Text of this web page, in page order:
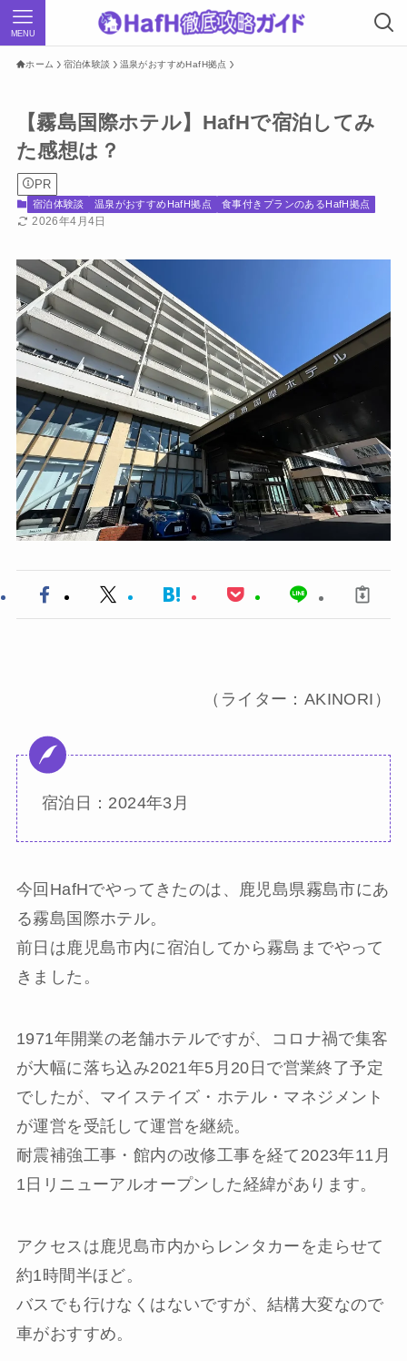
MENU
ホーム 宿泊体験談 温泉がおすすめHafH拠点
【霧島国際ホテル】HafHで宿泊してみ
た感想は？
PR
宿泊体験談 温泉がおすすめHafH拠点 食事付きプランのあるHafH拠点
2026年4月4日
（ライター：AKINORI）
宿泊日：2024年3月
今回HafHでやってきたのは、鹿児島県霧島市にあ
る霧島国際ホテル。
前日は鹿児島市内に宿泊してから霧島までやって
きました。
1971年開業の老舗ホテルですが、コロナ禍で集客
が大幅に落ち込み2021年5月20日で営業終了予定
でしたが、マイステイズ・ホテル・マネジメント
が運営を受託して運営を継続。
耐震補強工事・館内の改修工事を経て2023年11月
1日リニューアルオープンした経緯があります。
アクセスは鹿児島市内からレンタカーを走らせて
約1時間半ほど。
バスでも行けなくはないですが、結構大変なので
車がおすすめ。